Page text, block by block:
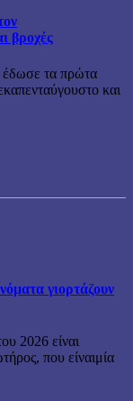
βροχές
τα πρώτα
και
γιορτάζουν
2026 είναι
που είναιμία